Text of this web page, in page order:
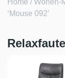
Home /Wonen-
‘Mouse 092’